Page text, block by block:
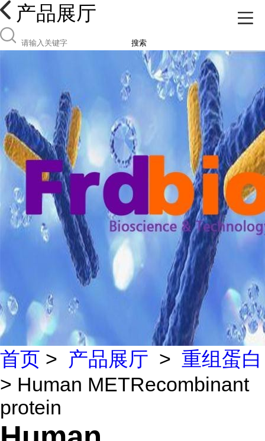
产品展厅
搜索
首页 > 产品展厅 > 重组蛋白
> Human METRecombinant
protein